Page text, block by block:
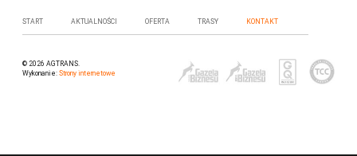
START AKTUALNOŚCI OFERTA TRASY KONTAKT
© 2026 AGTRANS.
Wykonanie:Strony internetowe